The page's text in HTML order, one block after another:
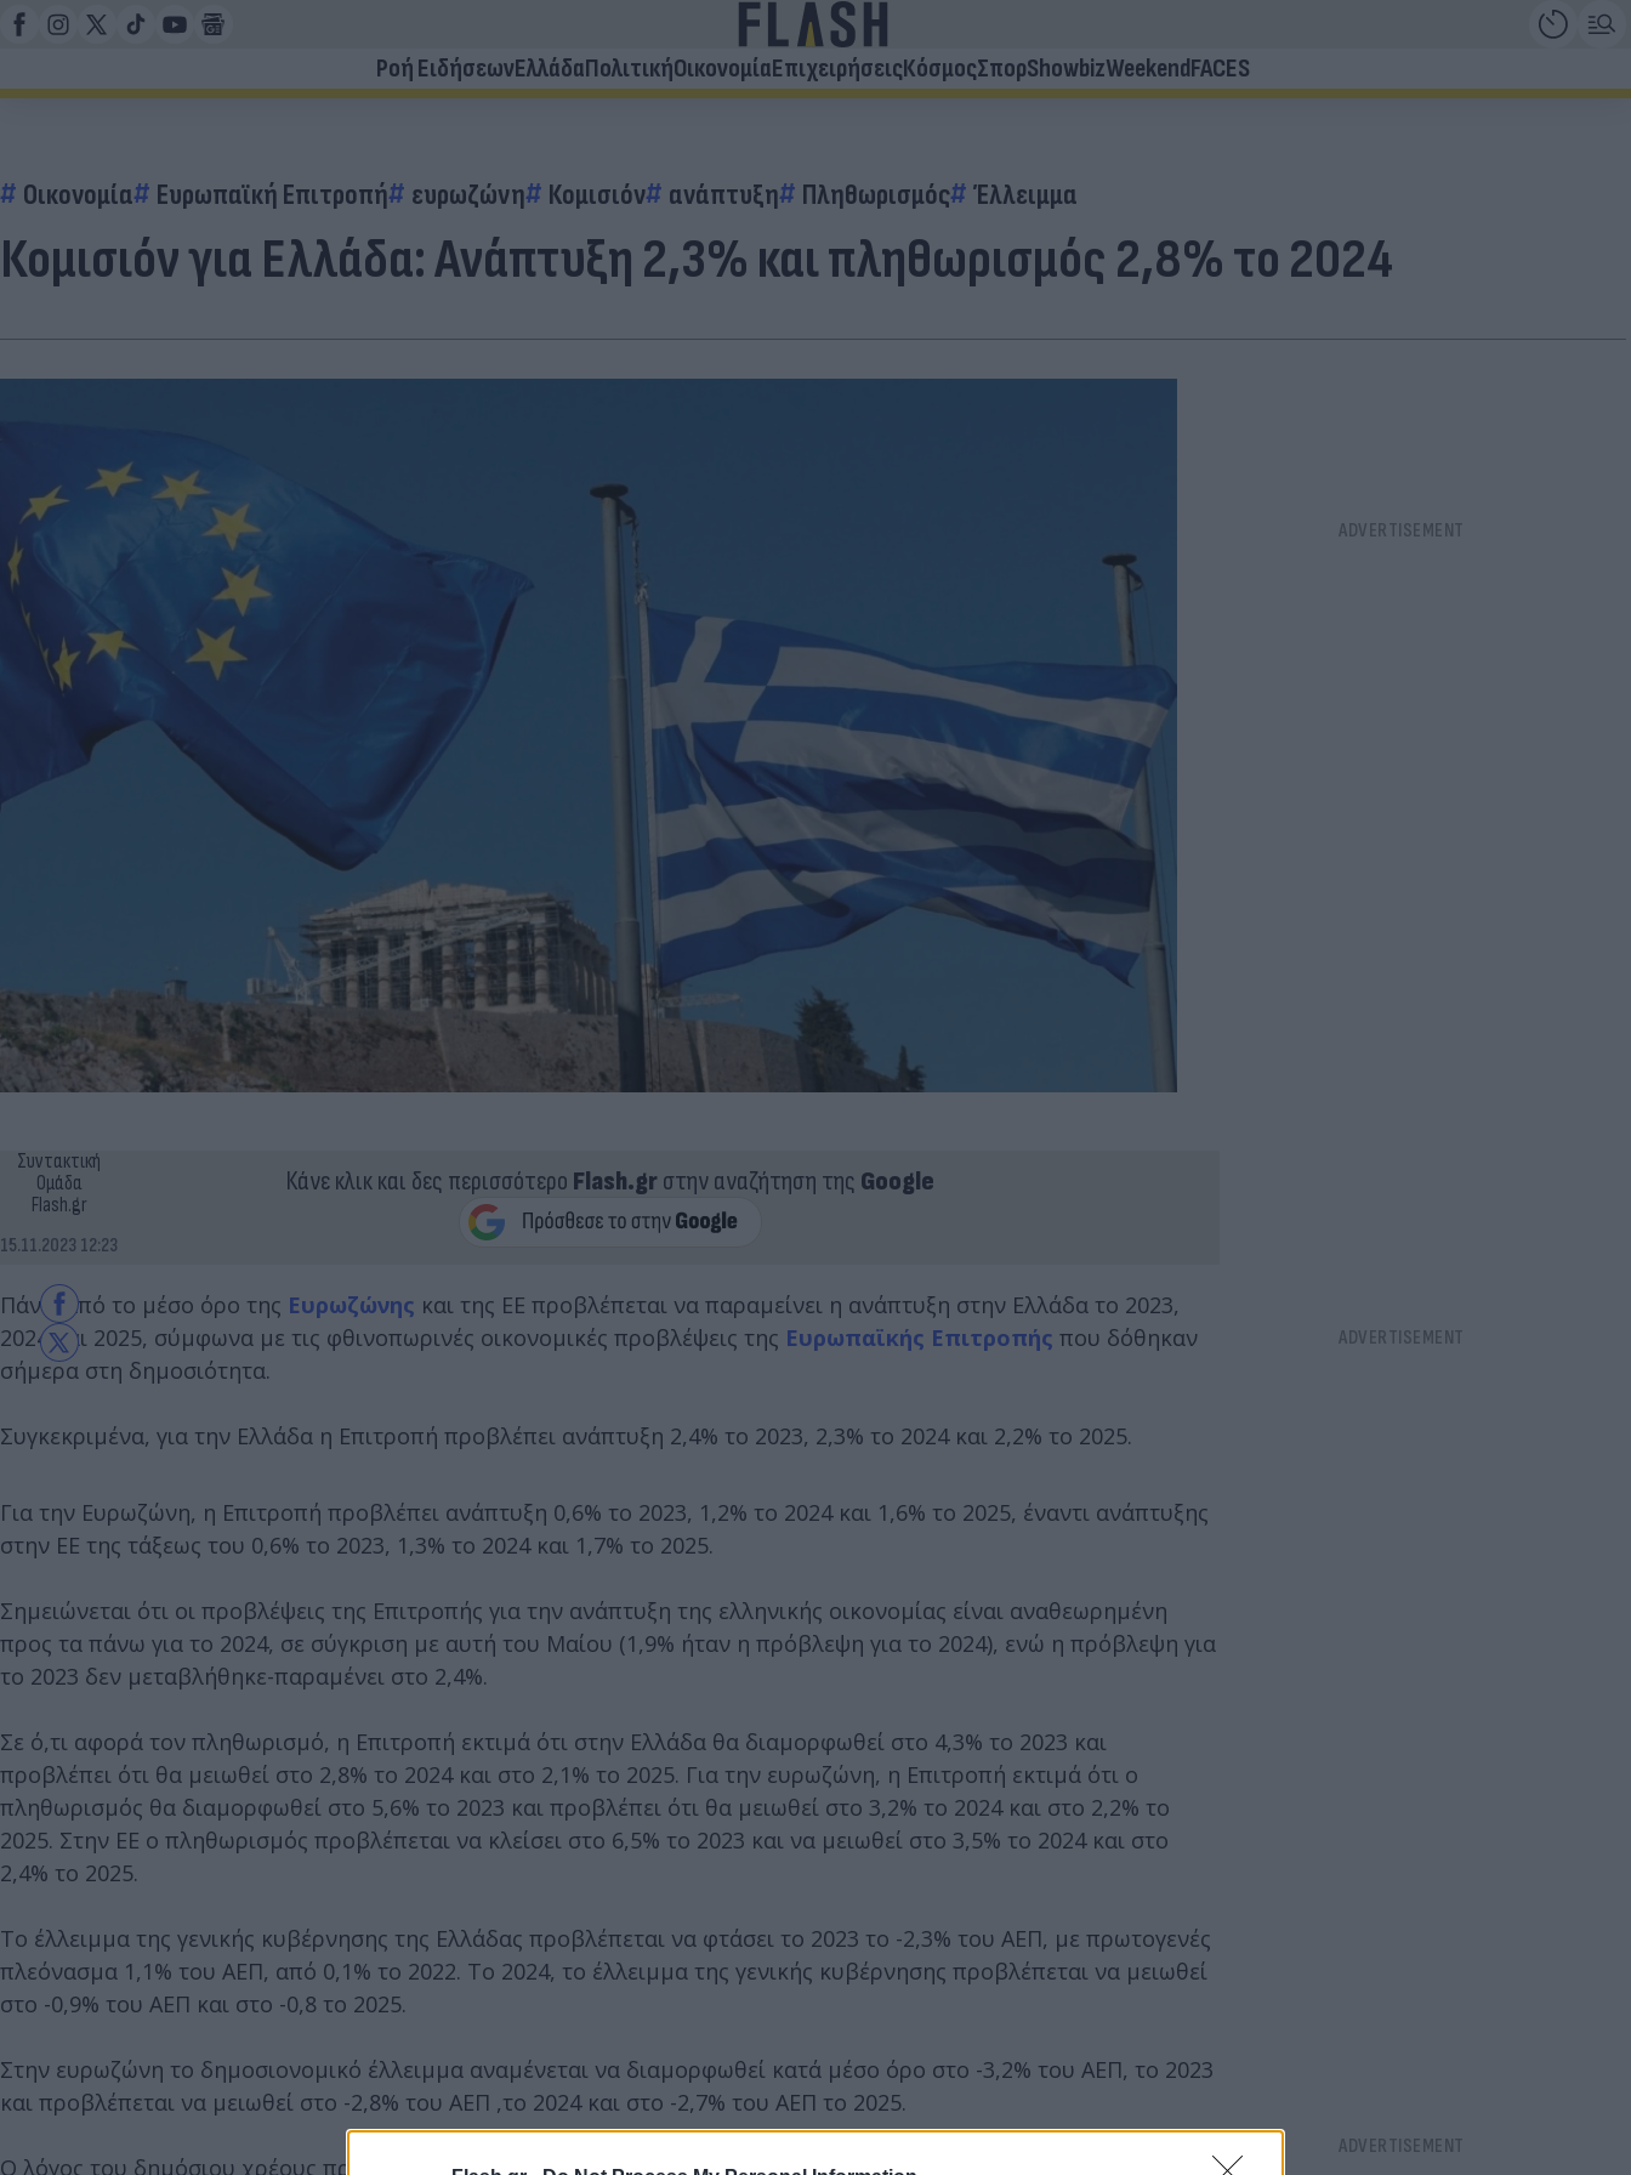
Ροή ΕιδήσεωνΕλλάδαΠολιτικήΟικονομίαΕπιχειρήσειςΚόσμοςΣπορShowbizWeekendFACES
Οικονομία Ευρωπαϊκή Επιτροπή ευρωζώνη Κομισιόν ανάπτυξη Πληθωρισμός Έλλειμμα
Κομισιόν για Ελλάδα: Ανάπτυξη 2,3% και πληθωρισμός 2,8% το 2024
Συντακτική
Ομάδα
Flash.gr
15.11.2023 12:23
Κάνε κλικ και δες περισσότερο Flash.grστην αναζήτηση της Google
Πάνω από το μέσο όρο της Ευρωζώνης και της ΕΕ προβλέπεται να παραμείνει η ανάπτυξη στην Ελλάδα το 2023,
2024 και 2025, σύμφωνα με τις φθινοπωρινές οικονομικές προβλέψεις της Ευρωπαϊκής Επιτροπής που δόθηκαν
σήμερα στη δημοσιότητα.
Συγκεκριμένα, για την Ελλάδα η Επιτροπή προβλέπει ανάπτυξη 2,4% το 2023, 2,3% το 2024 και 2,2% το 2025.
Για την Ευρωζώνη, η Επιτροπή προβλέπει ανάπτυξη 0,6% το 2023, 1,2% το 2024 και 1,6% το 2025, έναντι ανάπτυξης
στην ΕΕ της τάξεως του 0,6% το 2023, 1,3% το 2024 και 1,7% το 2025.
Σημειώνεται ότι οι προβλέψεις της Επιτροπής για την ανάπτυξη της ελληνικής οικονομίας είναι αναθεωρημένη
προς τα πάνω για το 2024, σε σύγκριση με αυτή του Μαίου (1,9% ήταν η πρόβλεψη για το 2024), ενώ η πρόβλεψη για
το 2023 δεν μεταβλήθηκε-παραμένει στο 2,4%.
Σε ό,τι αφορά τον πληθωρισμό, η Επιτροπή εκτιμά ότι στην Ελλάδα θα διαμορφωθεί στο 4,3% το 2023 και
προβλέπει ότι θα μειωθεί στο 2,8% το 2024 και στο 2,1% το 2025. Για την ευρωζώνη, η Επιτροπή εκτιμά ότι ο
πληθωρισμός θα διαμορφωθεί στο 5,6% το 2023 και προβλέπει ότι θα μειωθεί στο 3,2% το 2024 και στο 2,2% το
2025. Στην ΕΕ ο πληθωρισμός προβλέπεται να κλείσει στο 6,5% το 2023 και να μειωθεί στο 3,5% το 2024 και στο
2,4% το 2025.
Το έλλειμμα της γενικής κυβέρνησης της Ελλάδας προβλέπεται να φτάσει το 2023 το -2,3% του ΑΕΠ, με πρωτογενές
πλεόνασμα 1,1% του ΑΕΠ, από 0,1% το 2022. Το 2024, το έλλειμμα της γενικής κυβέρνησης προβλέπεται να μειωθεί
στο -0,9% του ΑΕΠ και στο -0,8 το 2025.
Στην ευρωζώνη το δημοσιονομικό έλλειμμα αναμένεται να διαμορφωθεί κατά μέσο όρο στο -3,2% του ΑΕΠ, το 2023
και προβλέπεται να μειωθεί στο -2,8% του ΑΕΠ ,το 2024 και στο -2,7% του ΑΕΠ το 2025.
Ο λόγος του δημόσιου χρέους προς το ΑΕΠ, αναμένεται ότι για την Ελλάδα θα μειωθεί από το 160,9% του ΑΕΠ το